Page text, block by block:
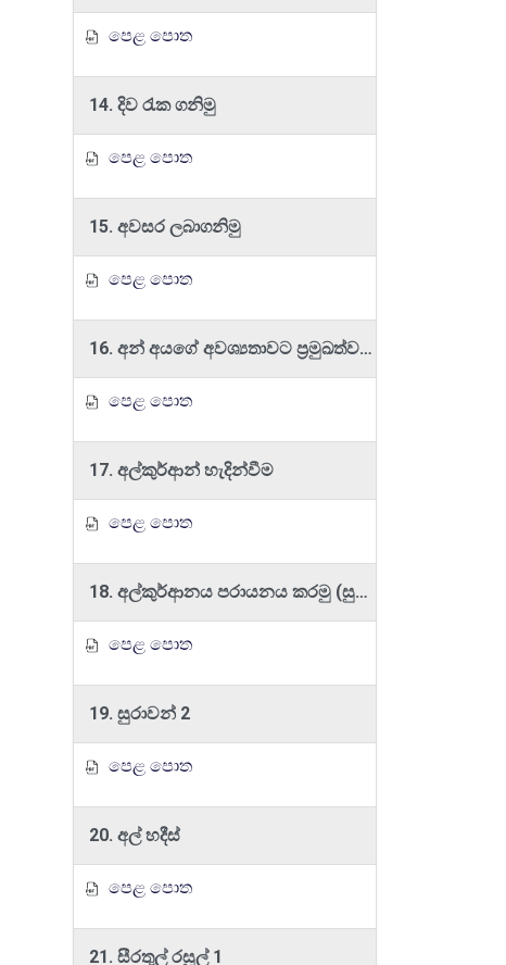
පෙළ පොත
14. දිව රැක ගනිමු
පෙළ පොත
15. අවසර ලබාගනිමු
පෙළ පොත
16. අන් අයගේ අවශ්‍යතාවට ප්‍රමුඛත්වය දෙමු
පෙළ පොත
17. අල්කුර්ආන් හැදින්වීම
පෙළ පොත
18. අල්කුර්ආනය පරායනය කරමු (සුරාවන්)
පෙළ පොත
19. සුරාවන් 2
පෙළ පොත
20. අල් හදීස්
පෙළ පොත
21. සීරතුල් රසූල් 1